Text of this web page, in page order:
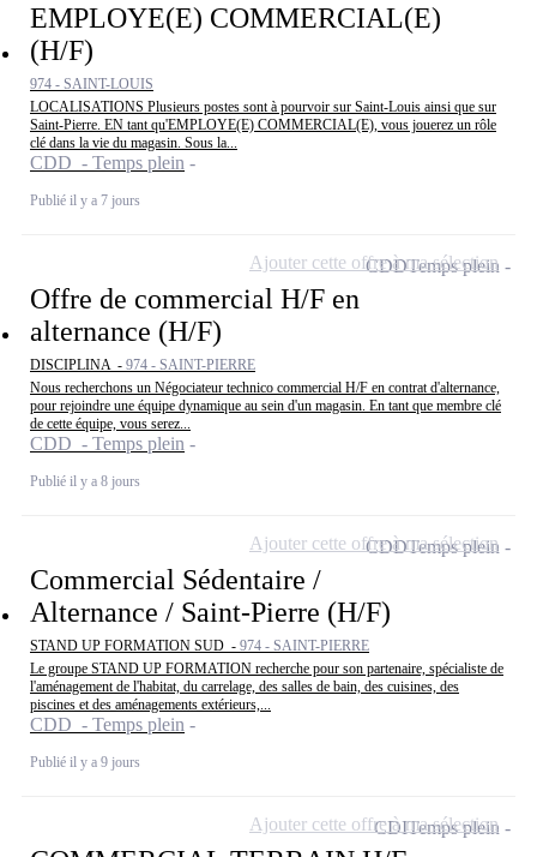
EMPLOYE(E) COMMERCIAL(E)
(H/F)
974 - SAINT-LOUIS
LOCALISATIONS Plusieurs postes sont à pourvoir sur Saint-Louis ainsi que sur
Saint-Pierre. EN tant qu'EMPLOYE(E) COMMERCIAL(E), vous jouerez un rôle
clé dans la vie du magasin. Sous la...
CDD - Temps plein
Publié il y a 7 jours
Offre de commercial H/F en
alternance (H/F)
DISCIPLINA - 974 - SAINT-PIERRE
Nous recherchons un Négociateur technico commercial H/F en contrat d'alternance,
pour rejoindre une équipe dynamique au sein d'un magasin. En tant que membre clé
de cette équipe, vous serez...
CDD - Temps plein
Publié il y a 8 jours
CDDTemps plein
Ajouter cette offre à ma sélection
Commercial Sédentaire /
Alternance / Saint-Pierre (H/F)
STAND UP FORMATION SUD - 974 - SAINT-PIERRE
Le groupe STAND UP FORMATION recherche pour son partenaire, spécialiste de
l'aménagement de l'habitat, du carrelage, des salles de bain, des cuisines, des
piscines et des aménagements extérieurs,...
CDD - Temps plein
Publié il y a 9 jours
CDDTemps plein
Ajouter cette offre à ma sélection
CDITemps plein
Ajouter cette offre à ma sélection